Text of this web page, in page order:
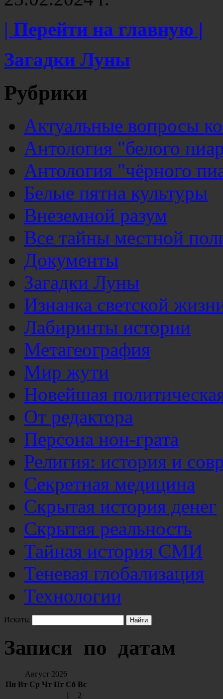
| Перейти на главную |
Загадки Луны
Рубрики
Актуальные вопросы
Антология "белого
Антология "чёрного
Белые пятна культуры
Внеземной разум
Все тайны местной
Документы
Загадки Луны
Изнанка светской
Лабиринты истории
Метагеография
Мир жути
Новейшая
От редактора
Персона нон-грата
Религия: история и
Секретная медицина
Скрытая история денег
Скрытая реальность
Тайная история СМИ
Теневая глобализация
Технологии
Искать:
Записи по датам
Август 2026
Пн Вт Ср Чт Пт Сб Вс
1
2